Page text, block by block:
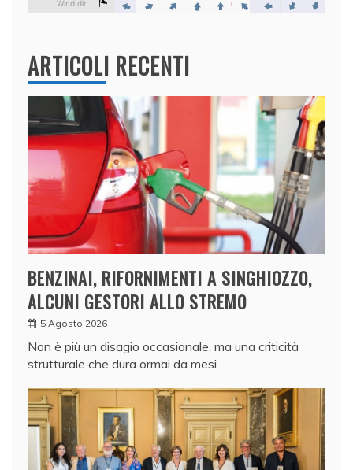
ARTICOLI RECENTI
BENZINAI, RIFORNIMENTI A SINGHIOZZO,
ALCUNI GESTORI ALLO STREMO
5 Agosto 2026
Non è più un disagio occasionale, ma una criticità
strutturale che dura ormai da mesi…